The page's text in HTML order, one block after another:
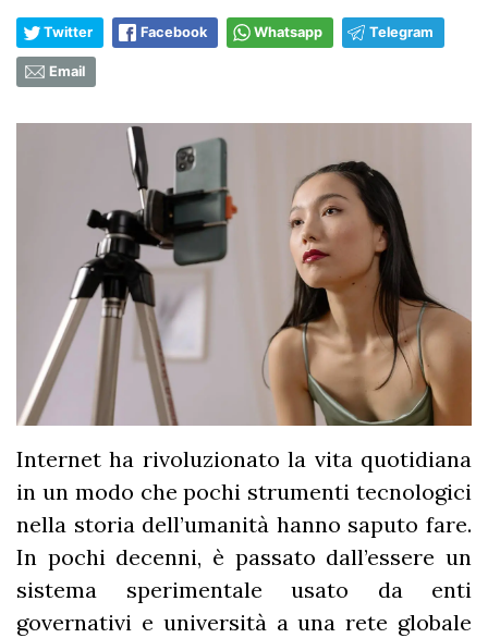
Twitter Facebook Whatsapp Telegram
Email
Internet ha rivoluzionato la vita quotidiana
in un modo che pochi strumenti tecnologici
nella storia dell’umanità hanno saputo fare.
In pochi decenni, è passato dall’essere un
sistema sperimentale usato da enti
governativi e università a una rete globale